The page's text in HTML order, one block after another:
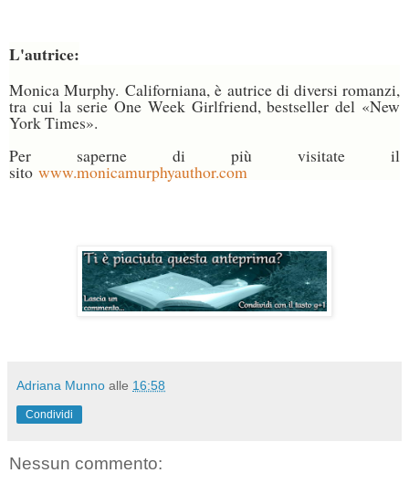
L'autrice:
Monica Murphy. Californiana, è autrice di diversi romanzi,
tra cui la serie One Week Girlfriend, bestseller del «New
York Times».
Per saperne di più visitate il
sito www.monicamurphyauthor.com
Adriana Munno alle 16:58
Condividi
Nessun commento: